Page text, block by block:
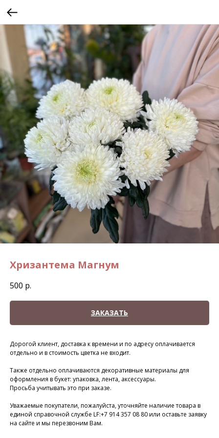
Хризантема Магнум
500 р.
ЗАКАЗАТЬ
Дорогой клиент, доставка к времени и по адресу оплачивается
отдельно и в стоимость цветка не входит.
Также отдельно оплачиваются декоративные материалы для
оформления в букет: упаковка, лента, аксессуары.
Просьба учитывать это при заказе.
Уважаемые покупатели, пожалуйста, уточняйте наличие товара в
единой справочной службе LF:+7 914 357 08 80 или оставьте заявку
на сайте и мы перезвоним Вам.